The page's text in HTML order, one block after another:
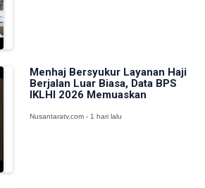
Menhaj Bersyukur Layanan Haji
Berjalan Luar Biasa, Data BPS
IKLHI 2026 Memuaskan
Nusantaratv.com - 1 hari lalu